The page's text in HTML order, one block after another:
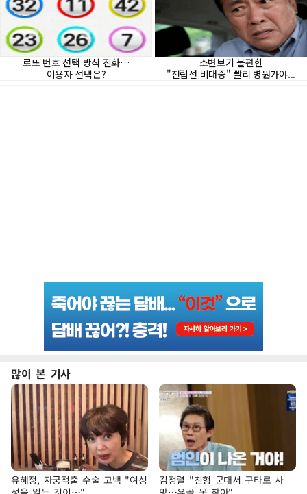
많이 본 기사
유혜정, 자궁적출 수술 고백 "여성
김정렬 "친형 군대서 구타로 사